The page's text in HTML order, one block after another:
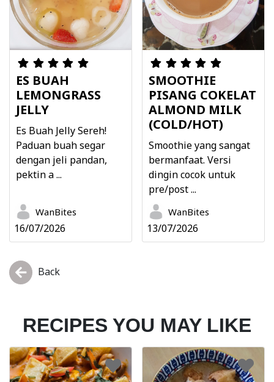
ES BUAH
LEMONGRASS
JELLY
Es Buah Jelly Sereh!
Paduan buah segar
dengan jeli pandan,
pektin a ...
WanBites
16/07/2026
SMOOTHIE
PISANG COKELAT
ALMOND MILK
(COLD/HOT)
Smoothie yang sangat
bermanfaat. Versi
dingin cocok untuk
pre/post ...
WanBites
13/07/2026
Back
RECIPES YOU MAY LIKE